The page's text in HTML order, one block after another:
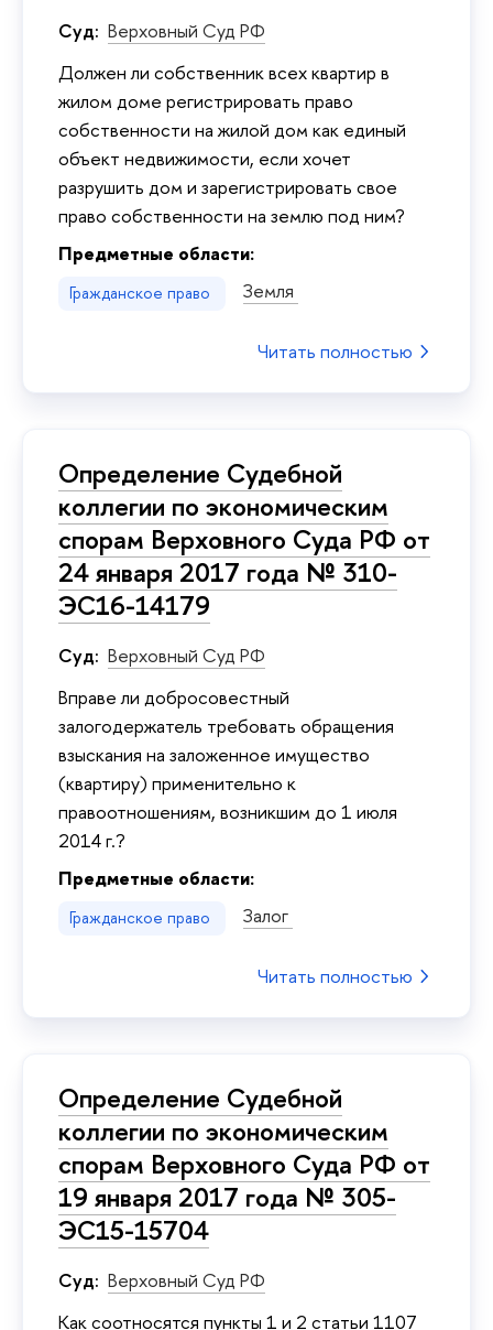
Суд: Верховный Суд РФ
Должен ли собственник всех квартир в
жилом доме регистрировать право
собственности на жилой дом как единый
объект недвижимости, если хочет
разрушить дом и зарегистрировать свое
право собственности на землю под ним?
Предметные области:
Гражданское право Земля
Читать полностью
Определение Судебной
коллегии по экономическим
спорам Верховного Суда РФ от
24 января 2017 года № 310-
ЭС16-14179
Суд: Верховный Суд РФ
Вправе ли добросовестный
залогодержатель требовать обращения
взыскания на заложенное имущество
(квартиру) применительно к
правоотношениям, возникшим до 1 июля
2014 г.?
Предметные области:
Гражданское право Залог
Читать полностью
Определение Судебной
коллегии по экономическим
спорам Верховного Суда РФ от
19 января 2017 года № 305-
ЭС15-15704
Суд: Верховный Суд РФ
Как соотносятся пункты 1 и 2 статьи 1107